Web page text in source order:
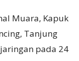
Muara, Kapuk
Tanjung
pada 24